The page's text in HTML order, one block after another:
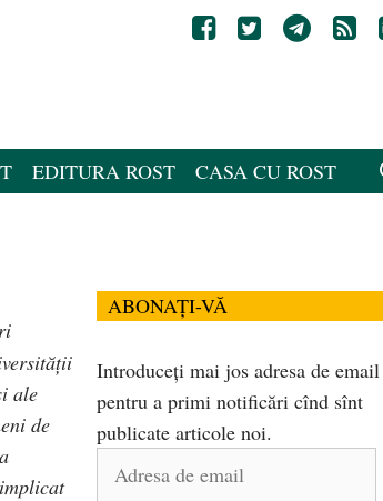
EDITURA ROST CASA CU ROST
ale
de
ABONAȚI-VĂ
Introduceți mai jos adresa de email
pentru a primi notificări cînd sînt
publicate articole noi.
Adresa